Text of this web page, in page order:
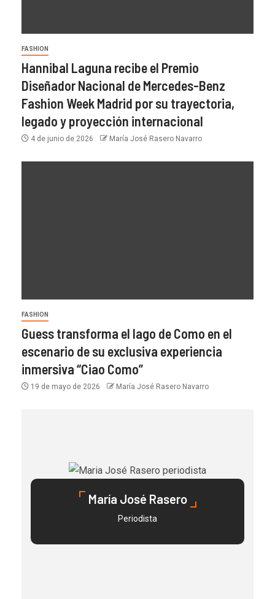
FASHION
Hannibal Laguna recibe el Premio
Diseñador Nacional de Mercedes-Benz
Fashion Week Madrid por su trayectoria,
legado y proyección internacional
4 de junio de 2026 María José Rasero Navarro
FASHION
Guess transforma el lago de Como en el
escenario de su exclusiva experiencia
inmersiva “Ciao Como”
19 de mayo de 2026 María José Rasero Navarro
María José Rasero
Periodista